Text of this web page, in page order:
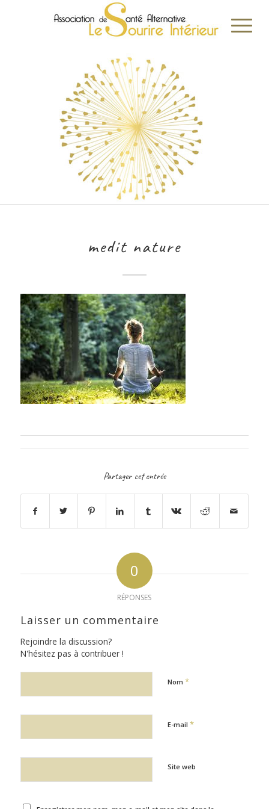
medit nature
Partager cet entrée
0
RÉPONSES
Laisser un commentaire
Rejoindre la discussion?
N'hésitez pas à contribuer !
Nom *
E-mail *
Site web